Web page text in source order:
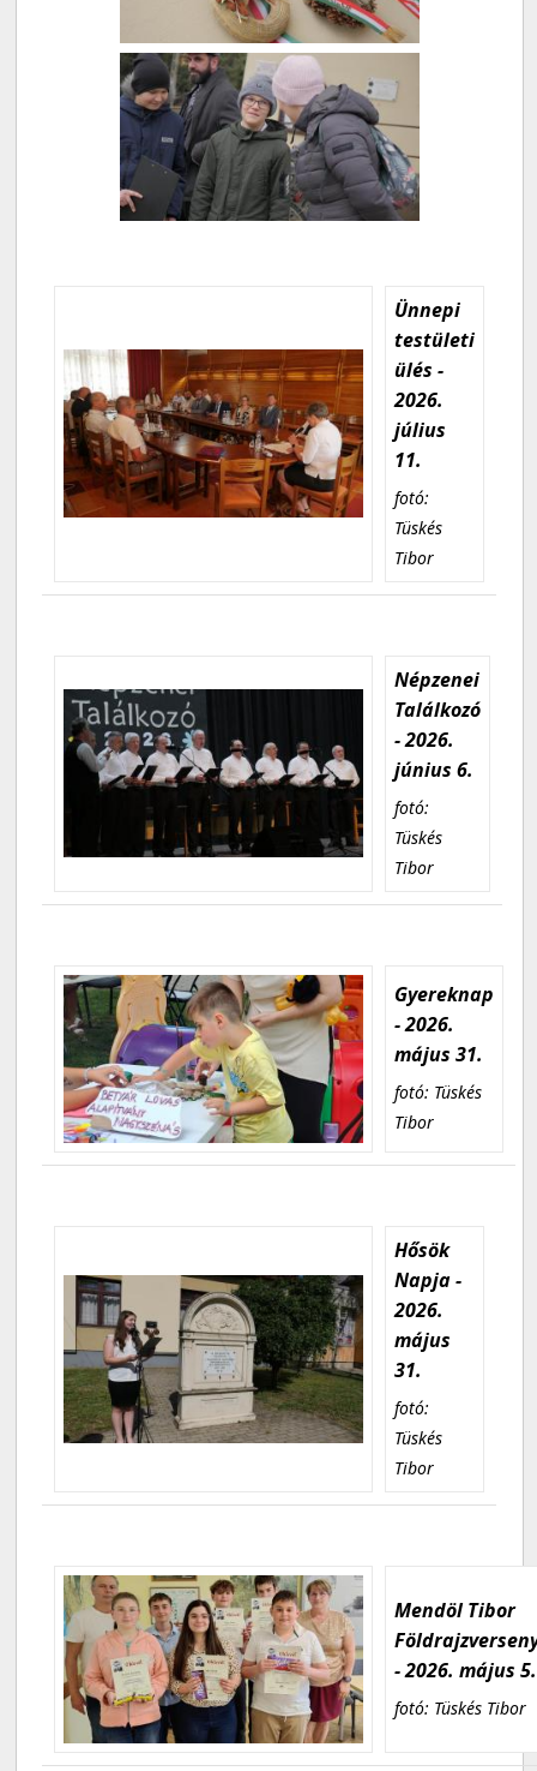
Ünnepi
testületi
ülés -
2026.
július
11.
fotó:
Tüskés
Tibor
Népzenei
Találkozó
- 2026.
június 6.
fotó:
Tüskés
Tibor
Gyereknap
- 2026.
május 31.
fotó: Tüskés
Tibor
Hősök
Napja -
2026.
május
31.
fotó:
Tüskés
Tibor
Mendöl Tibor
- 2026. május 5.
fotó: Tüskés Tibor